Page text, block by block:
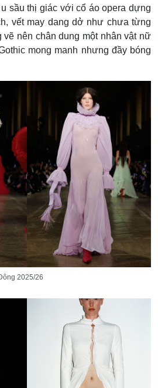
sầu thị giác với cổ áo opera dựng
vết may dang dở như chưa từng
vẽ nên chân dung một nhân vật nữ
mong manh nhưng đầy bóng
2025/26